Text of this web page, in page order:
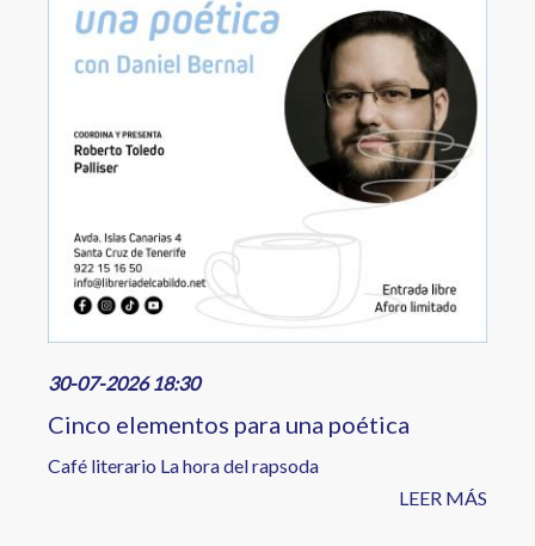
30-07-2026 18:30
Cinco elementos para una poética
Café literario La hora del rapsoda
LEER MÁS